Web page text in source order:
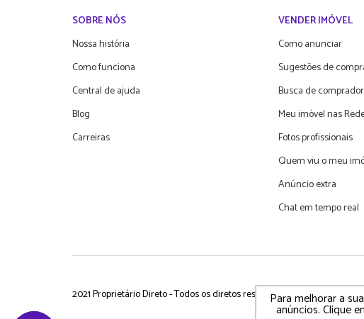
SOBRE NÓS
Nossa história
Como funciona
Central de ajuda
Blog
Carreiras
VENDER IMÓVEL
Como anunciar
Sugestões de
Busca de
Meu imóvel nas
Fotos profissionais
Quem viu o meu
Anúncio extra
Chat em tempo real
2021 Proprietário Direto - Todos os diretos reservados Política de
Para melhorar a
anúncios. Clique